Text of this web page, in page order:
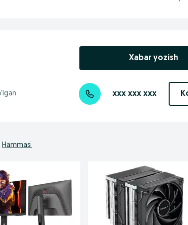
Xabar yozish
xxx xxx xxx
Hammasi